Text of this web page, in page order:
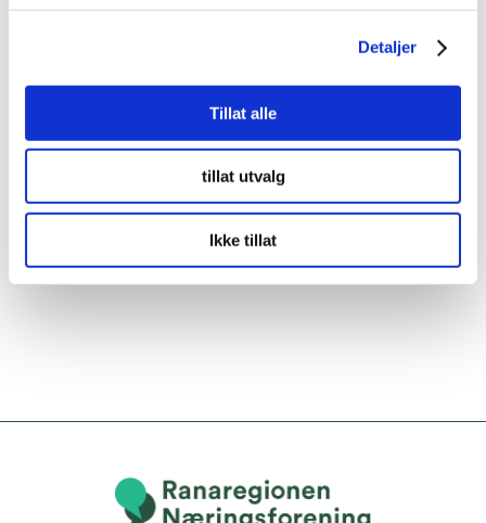
Detaljer
Tillat alle
tillat utvalg
Ikke tillat